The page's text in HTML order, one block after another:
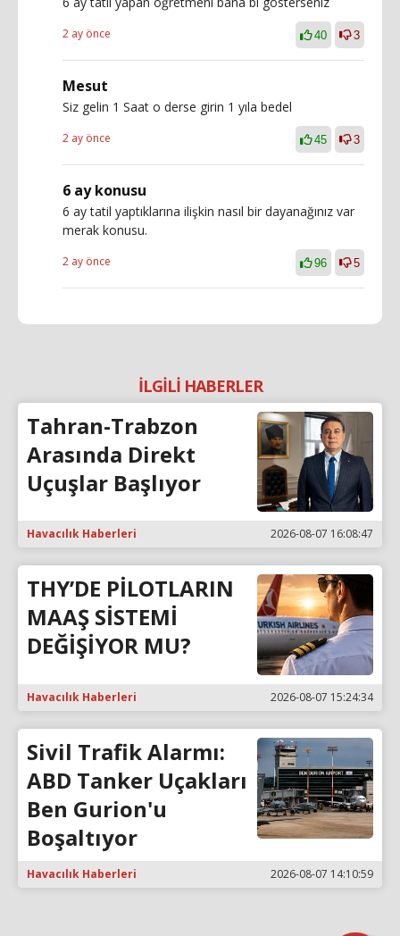
2 ay önce 40 3
Mesut
Siz gelin 1 Saat o derse girin 1 yıla bedel
2 ay önce 45 3
6 ay konusu
6 ay tatil yaptıklarına ilişkin nasıl bir dayanağınız var
merak konusu.
2 ay önce 96 5
İLGİLİ HABERLER
Tahran-Trabzon
Arasında Direkt
Uçuşlar Başlıyor
Havacılık Haberleri 2026-08-07 16:08:47
THY’DE PİLOTLARIN
MAAŞ SİSTEMİ
DEĞİŞİYOR MU?
Havacılık Haberleri 2026-08-07 15:24:34
Sivil Trafik Alarmı:
ABD Tanker Uçakları
Ben Gurion'u
Boşaltıyor
Havacılık Haberleri 2026-08-07 14:10:59